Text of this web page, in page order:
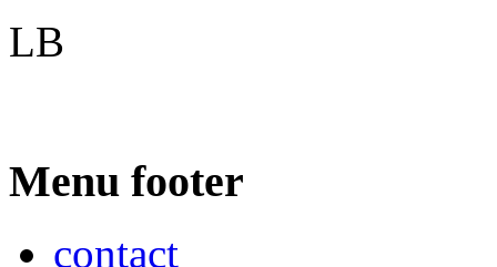
LB
Menu footer
contact